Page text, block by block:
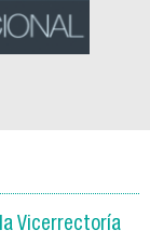
Vicerrectoría